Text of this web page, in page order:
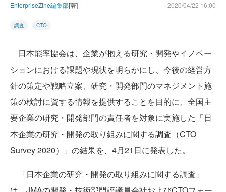
EnterpriseZine編集部[著] 2020/04/22 16:00
調査 CTO
日本能率協会は、企業が抱える研究・開発やイノベー
ションにおける課題や現状を明らかにし、今後の経営方
針の策定や戦略立案、研究・開発部門のマネジメント施
策の検討に資する情報を提供することを目的に、全国主
要企業の研究・開発部門の責任者を対象に実施した「日
本企業の研究・開発の取り組みに関する調査（CTO
Survey 2020）」の結果を、4月21日に発表した。
「日本企業の研究・開発の取り組みに関する調査」